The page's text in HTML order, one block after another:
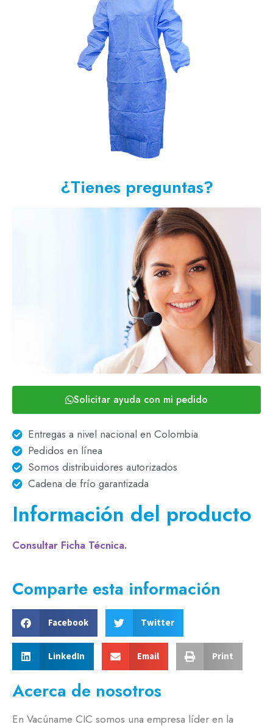
¿Tienes preguntas?
Solicitar ayuda con mi pedido
Entregas a nivel nacional en Colombia
Pedidos en línea
Somos distribuidores autorizados
Cadena de frío garantizada
Información del producto
Consultar Ficha Técnica.
Comparte esta información
Facebook Twitter
LinkedIn Email Print
Acerca de nosotros
En Vacúname CIC somos una empresa líder en la